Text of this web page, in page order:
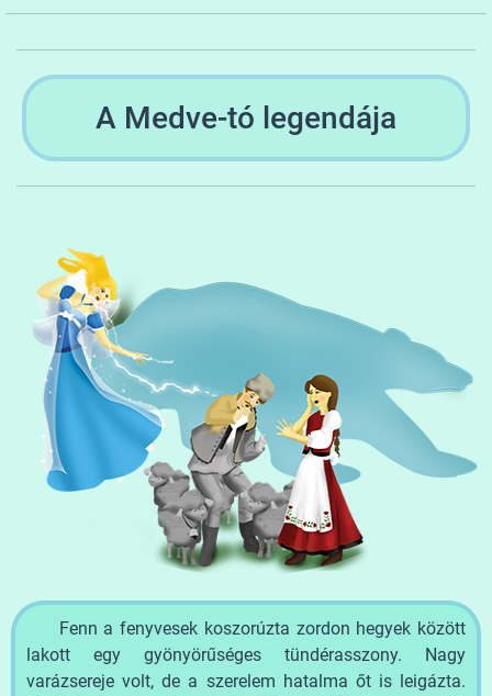
A Medve-tó legendája
Fenn a fenyvesek koszorúzta zordon hegyek között
lakott egy gyönyörűséges tündérasszony. Nagy
varázsereje volt, de a szerelem hatalma őt is leigázta.